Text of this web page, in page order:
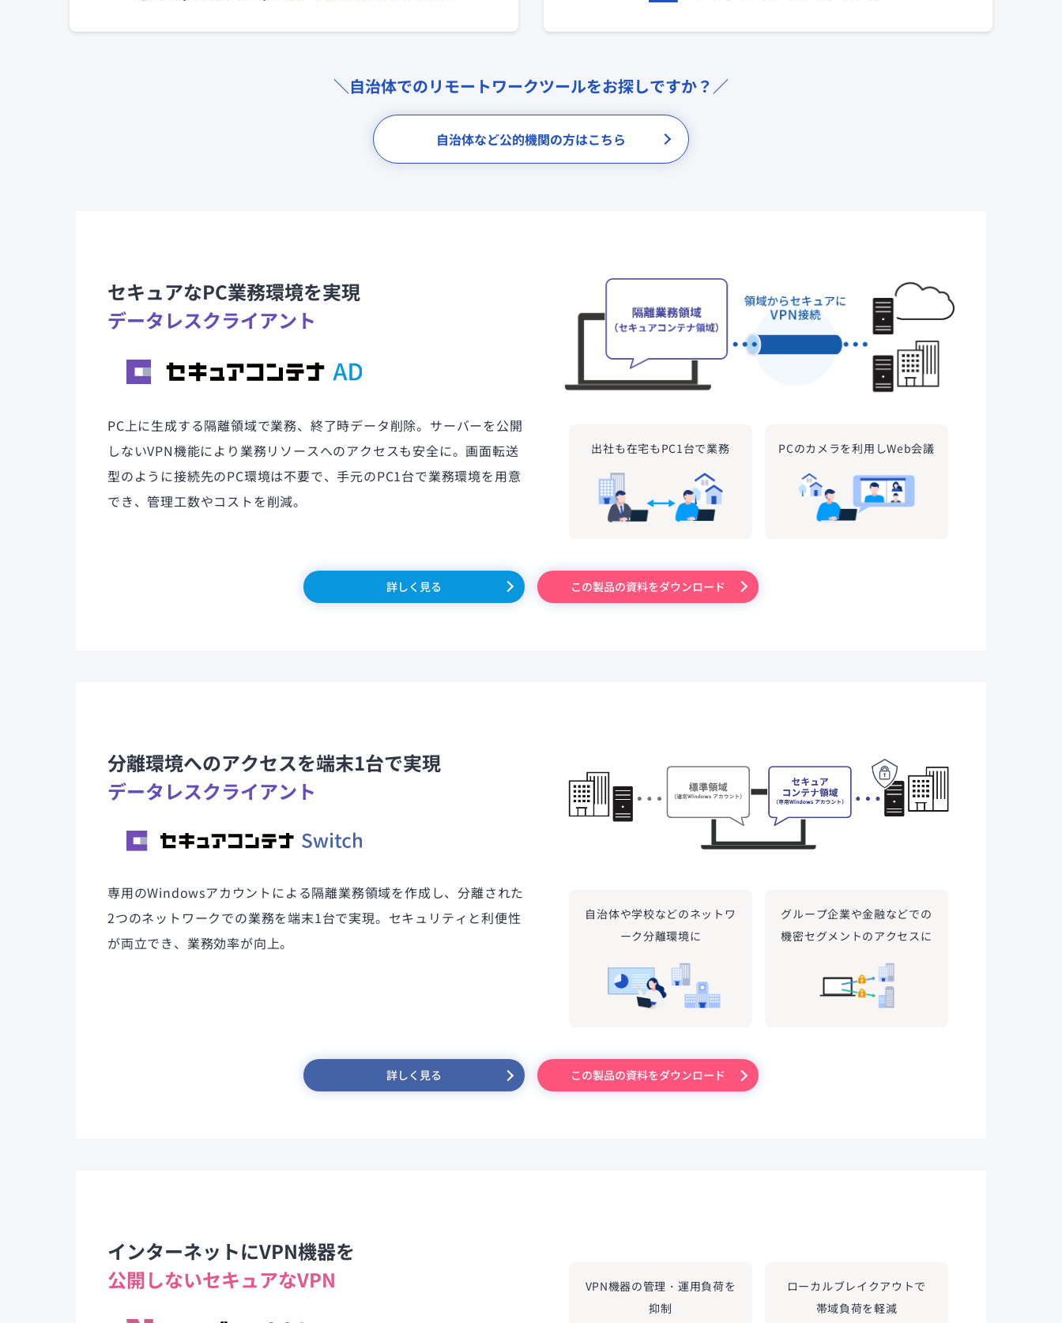
＼自治体でのリモートワークツールをお探しですか？／
自治体など公的機関の方はこちら
セキュアなPC業務環境を実現
データレスクライアント
PC上に生成する隔離領域で業務、終了時データ削除。サーバーを公開
しないVPN機能により業務リソースへのアクセスも安全に。画面転送
型のように接続先のPC環境は不要で、手元のPC1台で業務環境を用意
でき、管理工数やコストを削減。
出社も在宅もPC1台で業務 PCのカメラを利用しWeb会議
詳しく見る この製品の資料をダウンロード
分離環境へのアクセスを端末1台で実現
データレスクライアント
専用のWindowsアカウントによる隔離業務領域を作成し、分離された
2つのネットワークでの業務を端末1台で実現。セキュリティと利便性
が両立でき、業務効率が向上。
自治体や学校などのネットワ
ーク分離環境に
グループ企業や金融などでの
機密セグメントのアクセスに
詳しく見る この製品の資料をダウンロード
インターネットにVPN機器を
公開しないセキュアなVPN
VPN機器の管理・運用負荷を
抑制
ローカルブレイクアウトで
帯域負荷を軽減